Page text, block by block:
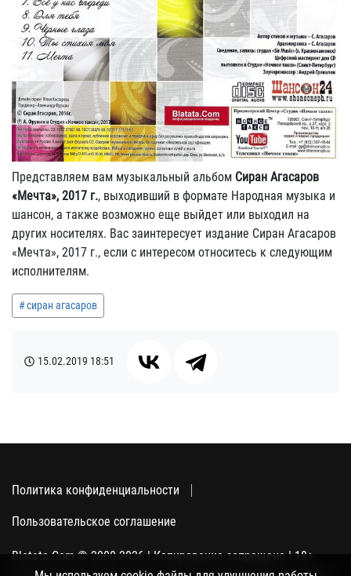
Представляем вам музыкальный альбом Сиран Агасаров
«Мечта», 2017 г., выходивший в формате Народная музыка и
шансон, а также возможно еще выйдет или выходил на
других носителях. Вас заинтересует издание Сиран Агасаров
«Мечта», 2017 г., если с интересом относитесь к следующим
исполнителям.
сиран агасаров
15.02.2019 18:51
Политика конфиденциальности
Пользовательское соглашение
Blatata.Com © 2000-2026 | Копирование запрещено | 18+